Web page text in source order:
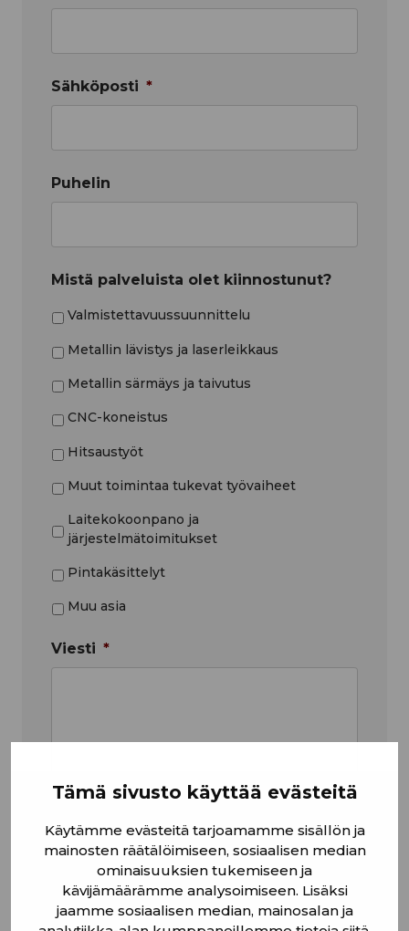
Tämä sivusto käyttää evästeitä
Käytämme evästeitä tarjoamamme sisällön ja
mainosten räätälöimiseen, sosiaalisen median
ominaisuuksien tukemiseen ja
kävijämäärämme analysoimiseen. Lisäksi
jaamme sosiaalisen median, mainosalan ja
Sähköposti *
Puhelin
Mistä palveluista olet kiinnostunut?
Valmistettavuussuunnittelu
Metallin lävistys ja laserleikkaus
Metallin särmäys ja taivutus
CNC-koneistus
Hitsaustyöt
Muut toimintaa tukevat työvaiheet
Laitekokoonpano ja
järjestelmätoimitukset
Pintakäsittelyt
Muu asia
Viesti *
Haluan että minuun ollaan
yhteydessä: *
Puhelimitse
Sähköpostitse